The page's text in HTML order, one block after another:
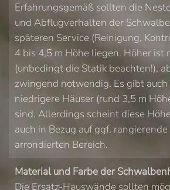
Erfahrungsgemäß sollten die
und Abflugverhalten der
späteren Service (Reinigung,
4 bis 4,5 m Höhe liegen. Höher ist
(unbedingt die Statik beachten!),
zwingend notwendig. Es gibt
niedrigere Häuser (rund 3,5 m
sind. Allerdings scheint diese
auch in Bezug auf ggf.
arrondierten Bereich.
Material und Farbe der
Die Ersatz-Hauswände sollten